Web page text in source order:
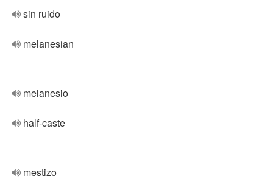
sin ruido
melanesian
melanesio
half-caste
mestizo